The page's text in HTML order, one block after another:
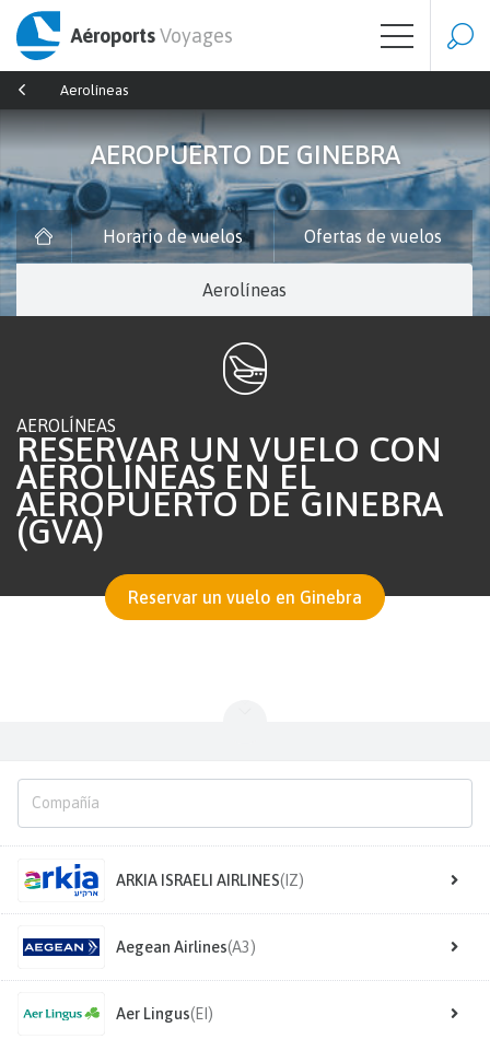
AéroportsVoyages
Aerolíneas
AEROPUERTO DE GINEBRA
Horario de vuelos Ofertas de vuelos
Aerolíneas
AEROLÍNEAS
RESERVAR UN VUELO CON
AEROLÍNEAS EN EL
AEROPUERTO DE GINEBRA
(GVA)
Reservar un vuelo en Ginebra
ARKIA ISRAELI AIRLINES(IZ)
Aegean Airlines(A3)
Aer Lingus(EI)